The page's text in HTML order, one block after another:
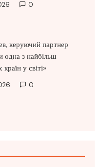
0
керуючий партнер
одна з найбільш
у світі»
0